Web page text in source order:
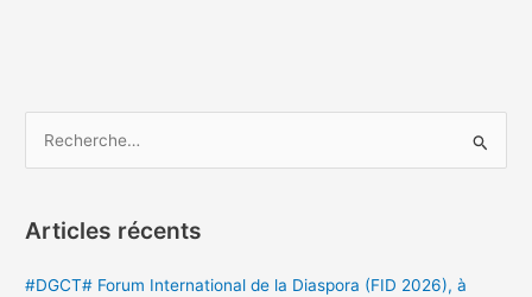
h
Articles récents
#DGCT# Forum International de la Diaspora (FID 2026), à